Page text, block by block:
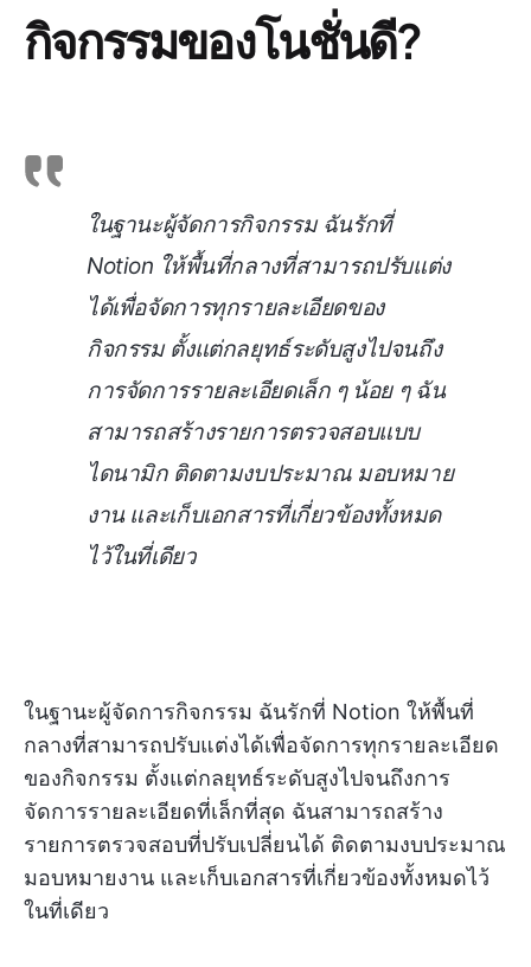
กิจกรรมของโนชั่นดี?
ในฐานะผู้จัดการกิจกรรม ฉันรักที่
Notion ให้พื้นที่กลางที่สามารถปรับแต่ง
ได้เพื่อจัดการทุกรายละเอียดของ
กิจกรรม ตั้งแต่กลยุทธ์ระดับสูงไปจนถึง
การจัดการรายละเอียดเล็ก ๆ น้อย ๆ ฉัน
สามารถสร้างรายการตรวจสอบแบบ
ไดนามิก ติดตามงบประมาณ มอบหมาย
งาน และเก็บเอกสารที่เกี่ยวข้องทั้งหมด
ไว้ในที่เดียว
ในฐานะผู้จัดการกิจกรรม ฉันรักที่ Notion ให้พื้นที่
กลางที่สามารถปรับแต่งได้เพื่อจัดการทุกรายละเอียด
ของกิจกรรม ตั้งแต่กลยุทธ์ระดับสูงไปจนถึงการ
จัดการรายละเอียดที่เล็กที่สุด ฉันสามารถสร้าง
รายการตรวจสอบที่ปรับเปลี่ยนได้ ติดตามงบประมาณ
มอบหมายงาน และเก็บเอกสารที่เกี่ยวข้องทั้งหมดไว้
ในที่เดียว